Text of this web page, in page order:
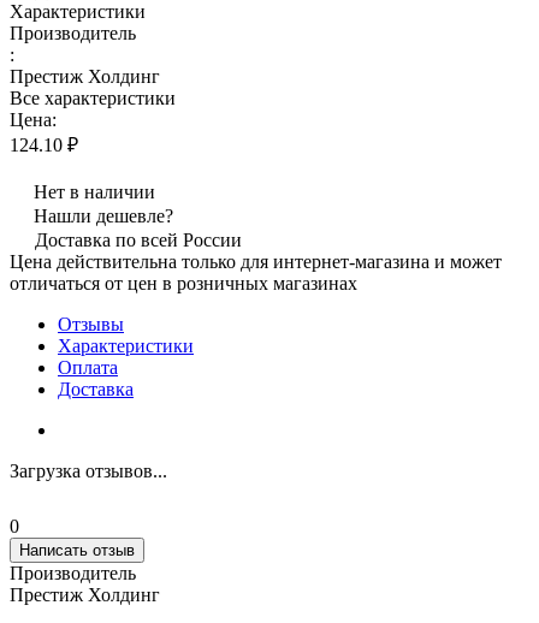
Характеристики
Производитель
:
Престиж Холдинг
Все характеристики
Цена:
124.10 ₽
Нет в наличии
Нашли дешевле?
Доставка по всей России
Цена действительна только для интернет-магазина и может
отличаться от цен в розничных магазинах
Отзывы
Характеристики
Оплата
Доставка
Загрузка отзывов...
0
Написать отзыв
Производитель
Престиж Холдинг